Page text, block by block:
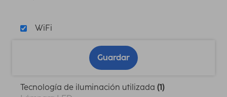
WiFi
Guardar
Tecnología de iluminación utilizada (1)